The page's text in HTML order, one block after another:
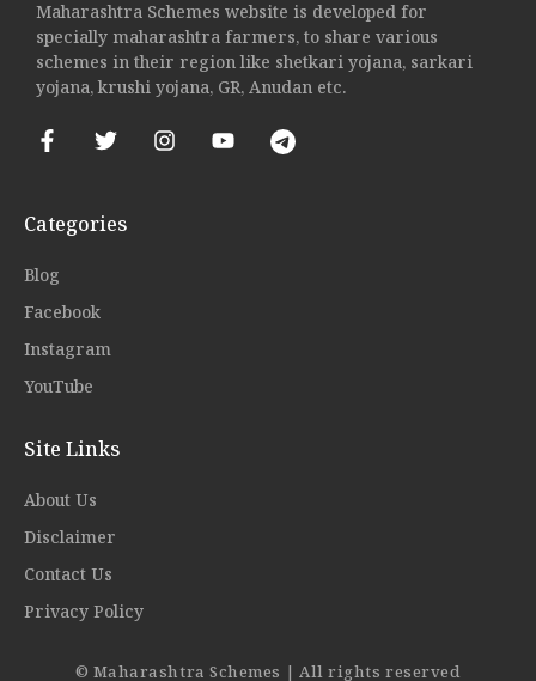
Maharashtra Schemes website is developed for
specially maharashtra farmers, to share various
schemes in their region like shetkari yojana, sarkari
yojana, krushi yojana, GR, Anudan etc.
Categories
Blog
Facebook
Instagram
YouTube
Site Links
About Us
Disclaimer
Contact Us
Privacy Policy
© Maharashtra Schemes | All rights reserved